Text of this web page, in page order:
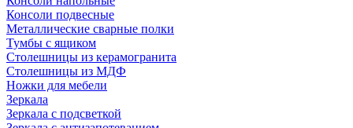
Консоли подвесные
Металлические сварные полки
Тумбы с ящиком
Столешницы из керамогранита
Столешницы из МДФ
Ножки для мебели
Зеркала
Зеркала с подсветкой